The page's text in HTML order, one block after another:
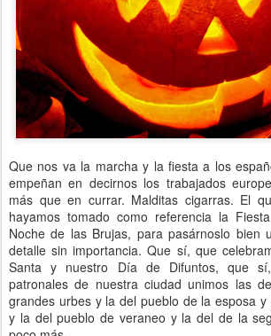
Que nos va la marcha y la fiesta a los
empeñan en decirnos los trabajados
más que en currar. Malditas cigarras. El
hayamos tomado como referencia la
Noche de las Brujas, para pasárnoslo bien
detalle sin importancia. Que sí, que
Santa y nuestro Día de Difuntos, que
patronales de nuestra ciudad unimos las
grandes urbes y la del pueblo de la esposa
y la del pueblo de veraneo y la del de la